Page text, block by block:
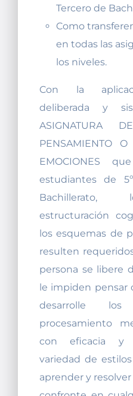
Tercero de
Como
en todas las
los niveles.
Con la
deliberada y
ASIGNATURA
PENSAMIENTO
EMOCIONES
estudiantes de
Bachillerato,
estructuración
los esquemas de
resulten
persona se libere
le impiden pensar
desarrolle
procesamiento
con eficacia y
variedad de
aprender y